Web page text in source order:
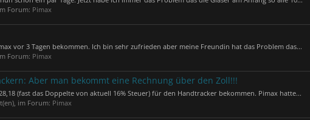
Forum: Pimax
vor 3 Tagen bekommen. Ich bin sehr zufrieden aber meine Freundin hat das Problem das...
Forum: Pimax
Aber man bekommt eine Rechnung über den Zoll!!!
(fast das Doppelte von aktuell 16% Steuer) für den Handtracker bekommen. Pimax hatte...
im Forum: Pimax